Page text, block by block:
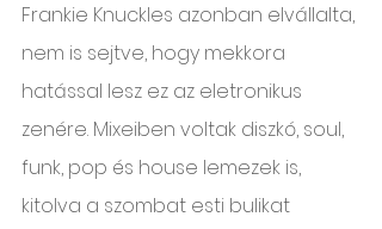
Frankie Knuckles azonban elvállalta,
nem is sejtve, hogy mekkora
hatással lesz ez az eletronikus
zenére. Mixeiben voltak diszkó, soul,
funk, pop és house lemezek is,
kitolva a szombat esti bulikat